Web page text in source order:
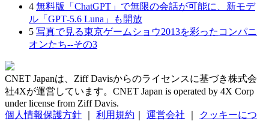
4 無料版「ChatGPT」で無限の会話が可能に、新モデ
ル「GPT‑5.6 Luna」も開放
5 写真で見る東京ゲームショウ2013を彩ったコンパニ
オンたち--その3
CNET Japanは、Ziff Davisからのライセンスに基づき株式会
社4Xが運営しています。CNET Japan is operated by 4X Corp
under license from Ziff Davis.
個人情報保護方針
利用規約 運営会社
クッキーにつ